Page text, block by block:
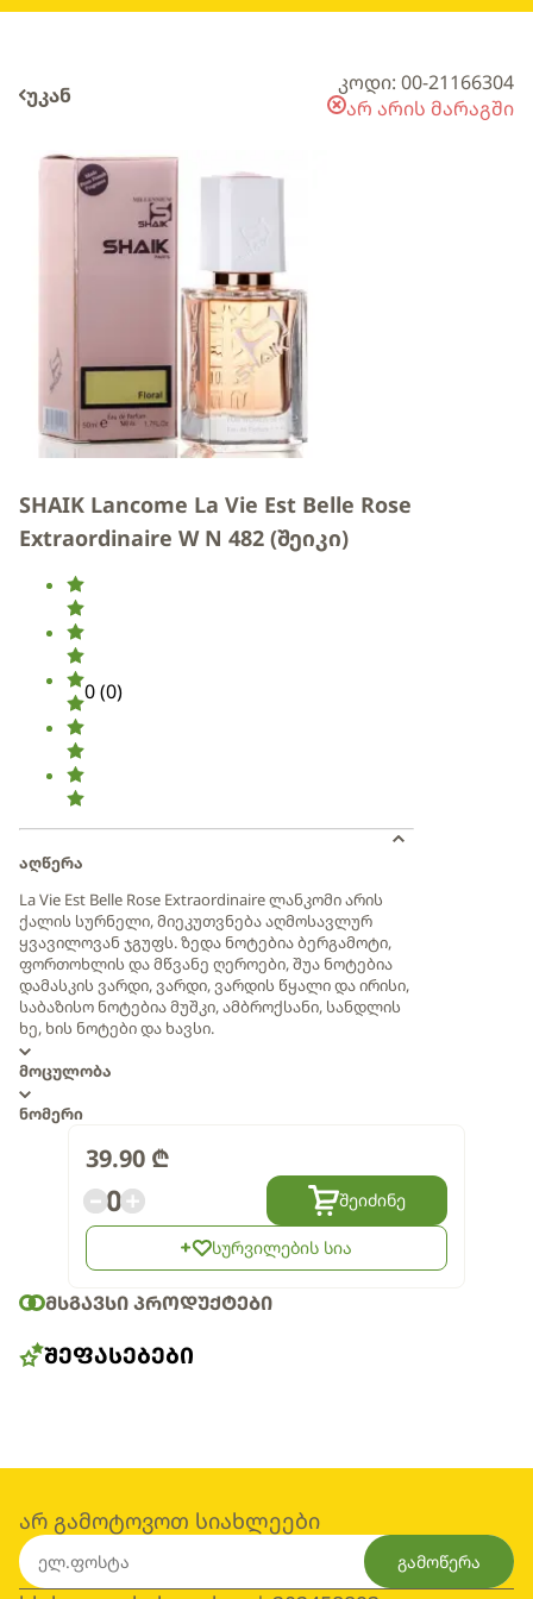
უკან
კოდი: 00-21166304
არ არის მარაგში
SHAIK Lancome La Vie Est Belle Rose
Extraordinaire W N 482 (შეიკი)
0(0)
აღწერა
La Vie Est Belle Rose Extraordinaire ლანკომი არის
ქალის სურნელი, მიეკუთვნება აღმოსავლურ
ყვავილოვან ჯგუფს. ზედა ნოტებია ბერგამოტი,
ფორთოხლის და მწვანე ღეროები, შუა ნოტებია
დამასკის ვარდი, ვარდი, ვარდის წყალი და ირისი,
საბაზისო ნოტებია მუშკი, ამბროქსანი, სანდლის
ხე, ხის ნოტები და ხავსი.
მოცულობა
ნომერი
39.90 ₾
0 შეიძინე
სურვილების სია
ᲛᲡᲒᲐᲕᲡᲘ ᲞᲠᲝᲓᲣᲥᲢᲔᲑᲘ
ᲨᲔᲤᲐᲡᲔᲑᲔᲑᲘ
არ გამოტოვოთ სიახლეები
გამოწერა